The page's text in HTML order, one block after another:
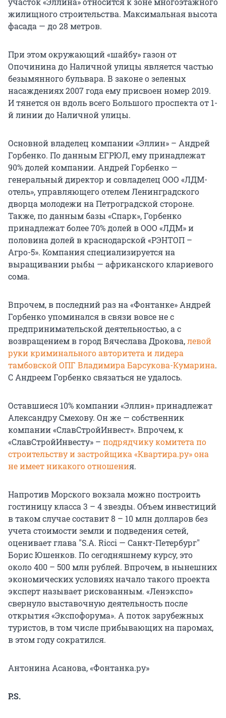
жилищного строительства. Максимальная высота
фасада — до 28 метров.
При этом окружающий «шайбу» газон от
Опочинина до Наличной улицы является частью
безымянного бульвара. В законе о зеленых
насаждениях 2007 года ему присвоен номер 2019.
И тянется он вдоль всего Большого проспекта от 1-
й линии до Наличной улицы.
Основной владелец компании «Эллин» – Андрей
Горбенко. По данным ЕГРЮЛ, ему принадлежат
90% долей компании. Андрей Горбенко —
генеральный директор и совладелец ООО «ЛДМ-
отель», управляющего отелем Ленинградского
дворца молодежи на Петроградской стороне.
Также, по данным базы «Спарк», Горбенко
принадлежат более 70% долей в ООО «ЛДМ» и
половина долей в краснодарской «РЭНТОП –
Агро-5». Компания специализируется на
выращивании рыбы — африканского клариевого
сома.
Впрочем, в последний раз на «Фонтанке» Андрей
Горбенко упоминался в связи вовсе не с
предпринимательской деятельностью, а с
возвращением в город Вячеслава Дрокова,левой
руки криминального авторитета и лидера
тамбовской ОПГ Владимира Барсукова-Кумарина.
С Андреем Горбенко связаться не удалось.
Оставшиеся 10% компании «Эллин» принадлежат
Александру Смехову. Он же — собственник
компании «СлавСтройИнвест». Впрочем, к
«СлавСтройИнвесту» – подрядчику комитета по
строительству и застройщика «Квартира.ру» она
не имеет никакого отношения.
Напротив Морского вокзала можно построить
гостиницу класса 3 – 4 звезды. Объем инвестиций
в таком случае составит 8 – 10 млн долларов без
учета стоимости земли и подведения сетей,
оценивает глава "S.A. Ricci — Санкт-Петербург"
Борис Юшенков. По сегодняшнему курсу, это
около 400 – 500 млн рублей. Впрочем, в нынешних
экономических условиях начало такого проекта
эксперт называет рискованным. «Ленэкспо»
свернуло выставочную деятельность после
открытия «Экспофорума». А поток зарубежных
туристов, в том числе прибывающих на паромах,
в этом году сократился.
Антонина Асанова, «Фонтанка.ру»
P.S.